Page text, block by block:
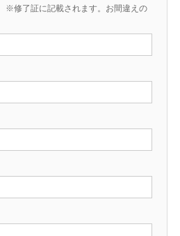
※修了証に記載されます。お間違えの